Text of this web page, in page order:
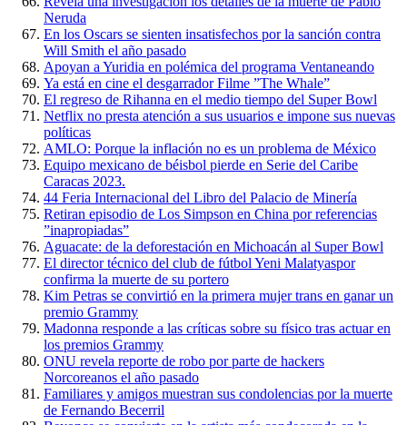
Neruda
En los Oscars se sienten insatisfechos por la sanción contra
Will Smith el año pasado
Apoyan a Yuridia en polémica del programa Ventaneando
Ya está en cine el desgarrador Filme ”The Whale”
El regreso de Rihanna en el medio tiempo del Super Bowl
Netflix no presta atención a sus usuarios e impone sus nuevas
políticas
AMLO: Porque la inflación no es un problema de México
Equipo mexicano de béisbol pierde en Serie del Caribe
Caracas 2023.
44 Feria Internacional del Libro del Palacio de Minería
Retiran episodio de Los Simpson en China por referencias
”inapropiadas”
Aguacate: de la deforestación en Michoacán al Super Bowl
El director técnico del club de fútbol Yeni Malatyaspor
confirma la muerte de su portero
Kim Petras se convirtió en la primera mujer trans en ganar un
premio Grammy
Madonna responde a las críticas sobre su físico tras actuar en
los premios Grammy
ONU revela reporte de robo por parte de hackers
Norcoreanos el año pasado
Familiares y amigos muestran sus condolencias por la muerte
de Fernando Becerril